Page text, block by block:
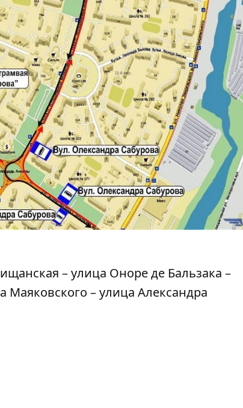
– улица Оноре де Бальзака –
– улица Александра